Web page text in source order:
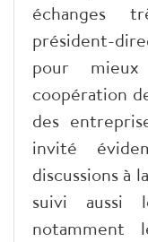
échanges
président-
pour
coopération
des
invité
discussions à
suivi aussi
notamment